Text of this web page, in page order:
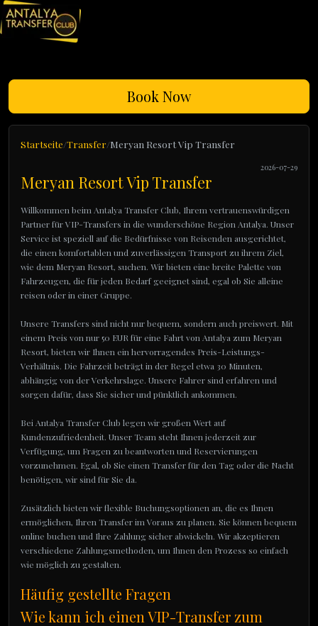
Book Now
Startseite Transfer Meryan Resort Vip Transfer
2026-07-29
Meryan Resort Vip Transfer
Willkommen beim Antalya Transfer Club, Ihrem vertrauenswürdigen
Partner für VIP-Transfers in die wunderschöne Region Antalya. Unser
Service ist speziell auf die Bedürfnisse von Reisenden ausgerichtet,
die einen komfortablen und zuverlässigen Transport zu ihrem Ziel,
wie dem Meryan Resort, suchen. Wir bieten eine breite Palette von
Fahrzeugen, die für jeden Bedarf geeignet sind, egal ob Sie alleine
reisen oder in einer Gruppe.
Unsere Transfers sind nicht nur bequem, sondern auch preiswert. Mit
einem Preis von nur 50 EUR für eine Fahrt von Antalya zum Meryan
Resort, bieten wir Ihnen ein hervorragendes Preis-Leistungs-
Verhältnis. Die Fahrzeit beträgt in der Regel etwa 30 Minuten,
abhängig von der Verkehrslage. Unsere Fahrer sind erfahren und
sorgen dafür, dass Sie sicher und pünktlich ankommen.
Bei Antalya Transfer Club legen wir großen Wert auf
Kundenzufriedenheit. Unser Team steht Ihnen jederzeit zur
Verfügung, um Fragen zu beantworten und Reservierungen
vorzunehmen. Egal, ob Sie einen Transfer für den Tag oder die Nacht
benötigen, wir sind für Sie da.
Zusätzlich bieten wir flexible Buchungsoptionen an, die es Ihnen
ermöglichen, Ihren Transfer im Voraus zu planen. Sie können bequem
online buchen und Ihre Zahlung sicher abwickeln. Wir akzeptieren
verschiedene Zahlungsmethoden, um Ihnen den Prozess so einfach
wie möglich zu gestalten.
Häufig gestellte Fragen
Wie kann ich einen VIP-Transfer zum